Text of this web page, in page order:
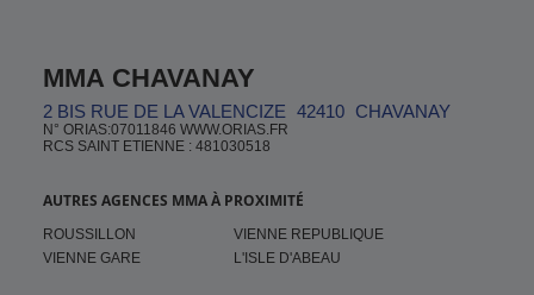
MMA CHAVANAY
2 BIS RUE DE LA VALENCIZE 42410 CHAVANAY
N° ORIAS:07011846 WWW.ORIAS.FR
RCS SAINT ETIENNE : 481030518
AUTRES AGENCES MMA À PROXIMITÉ
ROUSSILLON
VIENNE REPUBLIQUE
VIENNE GARE
L'ISLE D'ABEAU